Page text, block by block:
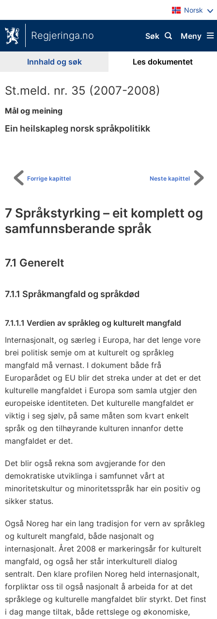
Norsk
Regjeringa.no Meny
Søk
Innhald og søk Les dokumentet
St.meld. nr. 35 (2007-2008)
Mål og meining
Ein heilskapleg norsk språkpolitikk
Neste kapittel
Forrige kapittel
7 Språkstyrking – eit komplett og
samfunnsberande språk
7.1 Generelt
7.1.1 Språkmangfald og språkdød
7.1.1.1 Verdien av språkleg og kulturelt mangfald
Internasjonalt, og særleg i Europa, har det lenge vore
brei politisk semje om at kulturelt og språkleg
mangfald må vernast. I dokument både frå
Europarådet og EU blir det streka under at det er det
kulturelle mangfaldet i Europa som samla utgjer den
europeiske identiteten. Det kulturelle mangfaldet er
viktig i seg sjølv, på same måten som kvart enkelt
språk og den tilhøyrande kulturen innanfor dette
mangfaldet er det.
Det blir også rekna som avgjerande for den
demokratiske utviklinga i samfunnet vårt at
minoritetskultur og minoritetsspråk har ein positiv og
sikker status.
Også Noreg har ein lang tradisjon for vern av språkleg
og kulturelt mangfald, både nasjonalt og
internasjonalt. Året 2008 er markeringsår for kulturelt
mangfald, og også her står interkulturell dialog
sentralt. Den klare profilen Noreg held internasjonalt,
forpliktar oss til også nasjonalt å arbeida for at det
språklege og kulturelle mangfaldet blir styrkt. Det finst
i dag mange tiltak, både rettslege og økonomiske,